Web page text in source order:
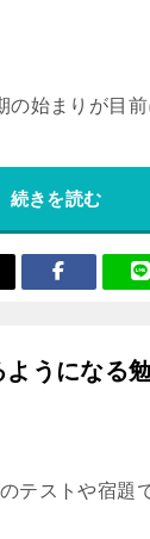
の始まりが目
続きを読む
うになる
テストや宿題